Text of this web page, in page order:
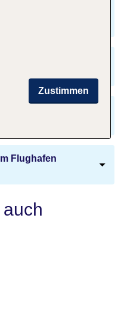
Lanzarote
Flughafen
Zustimmen